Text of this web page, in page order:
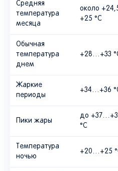
Средняя
температура
месяца
около
+25 °C
Обычная
температура
днем
+28…+33
Жаркие
периоды
+34…+36
Пики жары
до
°C
Температура
ночью
+20…+25